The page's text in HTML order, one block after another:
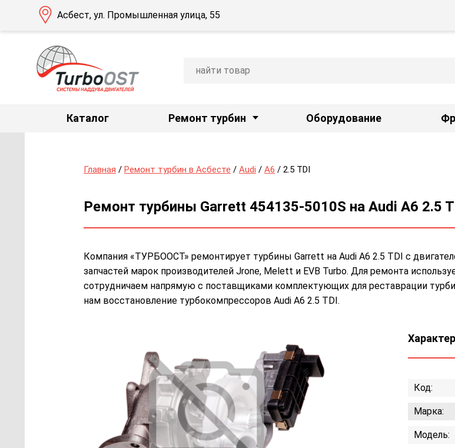
Каталог Ремонт турбин Оборудование
Асбест, ул. Промышленная улица, 55
Главная / Ремонт турбин в Асбесте / Audi / A6 / 2.5 TDI
Ремонт турбины Garrett 454135-5010S на Audi A6 2.5
Компания «ТУРБООСТ» ремонтирует турбины Garrett на Audi A6 2.5 TDI с
запчастей марок производителей Jrone, Melett и EVB Turbo. Для ремонта
сотрудничаем напрямую с поставщиками комплектующих для реставрации
нам восстановление турбокомпрессоров Audi A6 2.5 TDI.
Код:
Марка:
Модель: